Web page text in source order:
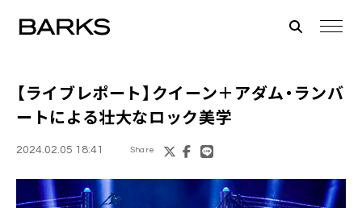
【ライブレポート】クイーン＋アダム・ランバ
ートによる壮大なロック美学
2024.02.05 18:41 Share